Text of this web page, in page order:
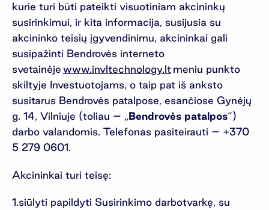
kurie turi būti pateikti visuotiniam akcininkų
susirinkimui, ir kita informacija, susijusia su
akcininko teisių įgyvendinimu, akcininkai gali
susipažinti Bendrovės interneto
svetainėje www.invltechnology.lt meniu punkto
skiltyje Investuotojams, o taip pat iš anksto
susitarus Bendrovės patalpose, esančiose Gynėjų
g. 14, Vilniuje (toliau – „Bendrovės patalpos“)
darbo valandomis. Telefonas pasiteirauti – +370
5 279 0601.
Akcininkai turi teisę:
siūlyti papildyti Susirinkimo darbotvarkę, su